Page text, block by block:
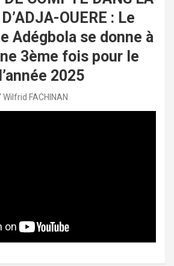
OUERE : Le
Adégbola se donne à
3ème fois pour le
2025
Wilfrid FACHINAN